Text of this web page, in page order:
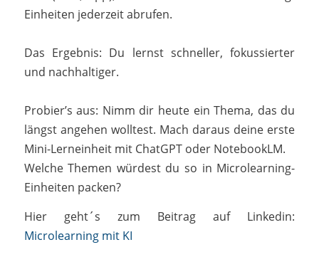
Einheiten jederzeit abrufen.
Das Ergebnis: Du lernst schneller, fokussierter
und nachhaltiger.
Probier’s aus: Nimm dir heute ein Thema, das du
längst angehen wolltest. Mach daraus deine erste
Mini-Lerneinheit mit ChatGPT oder NotebookLM.
Welche Themen würdest du so in Microlearning-
Einheiten packen?
Hier geht´s zum Beitrag auf Linkedin:
Microlearning mit KI